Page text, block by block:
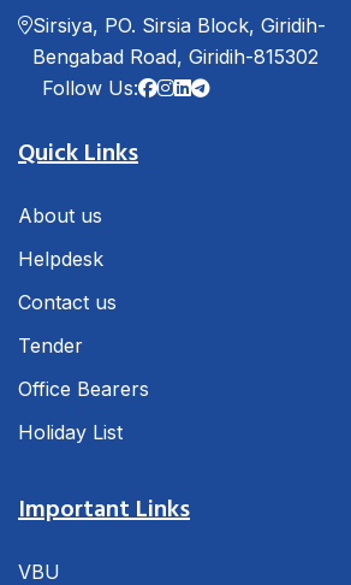
Sirsiya, PO. Sirsia Block, Giridih-
Bengabad Road, Giridih-815302
Follow Us:
Quick Links
About us
Helpdesk
Contact us
Tender
Office Bearers
Holiday List
Important Links
VBU